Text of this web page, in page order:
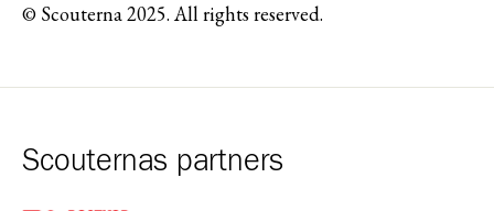
© Scouterna 2025. All rights reserved.
Scouternas partners